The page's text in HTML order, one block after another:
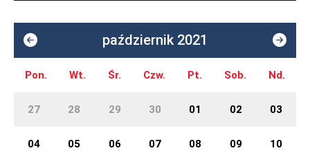
październik 2021
Pon. Wt. Śr. Czw. Pt. Sob. Nd.
27 28 29 30 01 02 03
04 05 06 07 08 09 10